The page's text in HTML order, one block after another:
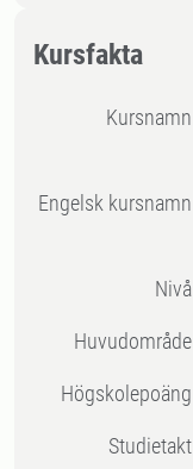
Kursfakta
Kursnamn
Engelsk kursnamn
Nivå
Huvudområde
högskolepoäng
Studietakt